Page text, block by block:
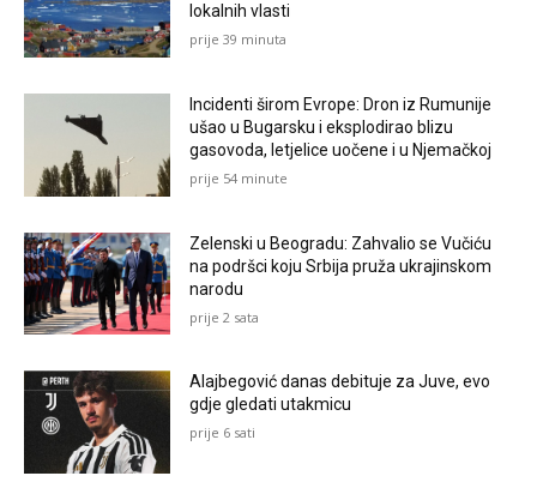
lokalnih vlasti
prije 39 minuta
Incidenti širom Evrope: Dron iz Rumunije
ušao u Bugarsku i eksplodirao blizu
gasovoda, letjelice uočene i u Njemačkoj
prije 54 minute
Zelenski u Beogradu: Zahvalio se Vučiću
na podršci koju Srbija pruža ukrajinskom
narodu
prije 2 sata
Alajbegović danas debituje za Juve, evo
gdje gledati utakmicu
prije 6 sati